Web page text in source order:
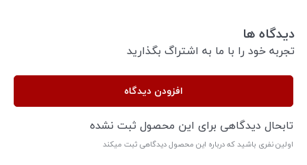
دیدگاه ها
تجربه خود را با ما به اشتراگ بگذارید
افزودن دیدگاه
تابحال دیدگاهی برای این محصول ثبت نشده
اولین نفری باشید که درباره این محصول دیدگاهی ثبت میکند